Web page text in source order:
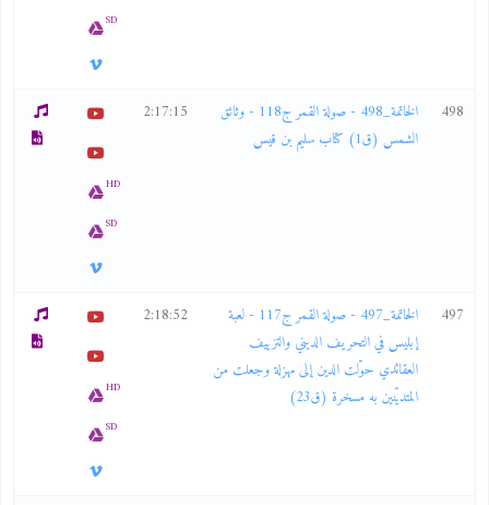
SD
498
الخاتمة_498 - صولة القمر ج118 - وثائق
الشمس (ق1) كتاب سليم بن قيس
2:17:15
HD
SD
497
الخاتمة_497 - صولة القمر ج117 - لعبة
إبليس في التحريف الديني والتزييف
العقائدي حوّلت الدين إلى مهزلة وجعلت من
المتديّنين به مسخرة (ق23)
2:18:52
HD
SD